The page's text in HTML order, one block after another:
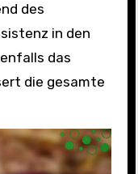
des
in den
das
die gesamte